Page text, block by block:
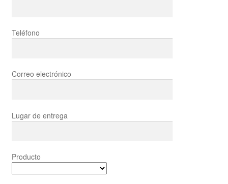
Teléfono
Correo electrónico
Lugar de entrega
Producto